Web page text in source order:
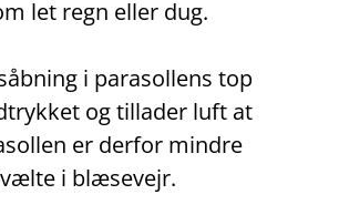
let regn eller dug.
i parasollens top
og tillader luft at
er derfor mindre
i blæsevejr.